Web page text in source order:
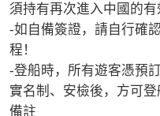
須持有再次進入中國的有
-如自備簽證，請自行確
程！
-登船時，所有遊客憑預
實名制、安檢後，方可登
備註